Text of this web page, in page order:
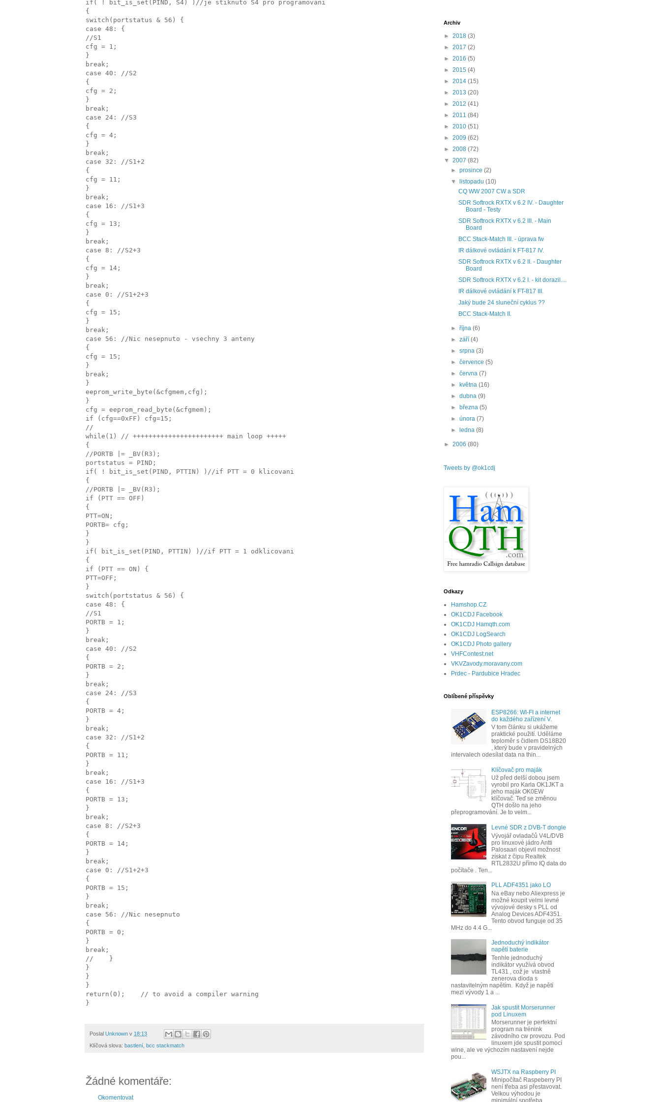
if( ! bit_is_set(PIND, S4) )//je stiknuto S4 pro programovani
{
switch(portstatus & 56) {
case 48: {
//S1
cfg = 1;
}
break;
case 40: //S2
{
cfg = 2;
}
break;
case 24: //S3
{
cfg = 4;
}
break;
case 32: //S1+2
{
cfg = 11;
}
break;
case 16: //S1+3
{
cfg = 13;
}
break;
case 8: //S2+3
{
cfg = 14;
}
break;
case 0: //S1+2+3
{
cfg = 15;
}
break;
case 56: //Nic nesepnuto - vsechny 3 anteny
{
cfg = 15;
}
break;
}
eeprom_write_byte(&cfgmem,cfg);
}
cfg = eeprom_read_byte(&cfgmem);
if (cfg==0xFF) cfg=15;
//
while(1) // +++++++++++++++++++++++ main loop +++++
{
//PORTB |= _BV(R3);
portstatus = PIND;
if( ! bit_is_set(PIND, PTTIN) )//if PTT = 0 klicovani
{
//PORTB |= _BV(R3);
if (PTT == OFF)
{
PTT=ON;
PORTB= cfg;
}
}
if( bit_is_set(PIND, PTTIN) )//if PTT = 1 odklicovani
{
if (PTT == ON) {
PTT=OFF;
}
switch(portstatus & 56) {
case 48: {
//S1
PORTB = 1;
}
break;
case 40: //S2
{
PORTB = 2;
}
break;
case 24: //S3
{
PORTB = 4;
}
break;
case 32: //S1+2
{
PORTB = 11;
}
break;
case 16: //S1+3
{
PORTB = 13;
}
break;
case 8: //S2+3
{
PORTB = 14;
}
break;
case 0: //S1+2+3
{
PORTB = 15;
}
break;
case 56: //Nic nesepnuto
{
PORTB = 0;
}
break;
//    }
}
}
}
return(0);    // to avoid a compiler warning
}
Poslal Unknown v 18:13
Klíčová slova: bastlení bcc stackmatch
Žádné komentáře:
Okomentovat
Archiv
► 2018 (3)
► 2017 (2)
► 2016 (5)
► 2015 (4)
► 2014 (15)
► 2013 (20)
► 2012 (41)
► 2011 (84)
► 2010 (51)
► 2009 (62)
► 2008 (72)
▼ 2007 (82)
►prosince(2)
▼
listopadu(10)
CQ WW 2007 CW a SDR
SDR Softrock RXTX v 6.2 IV. - Daughter
Board - Testy
SDR Softrock RXTX v 6.2 III. - Main
Board
BCC Stack-Match III. - úprava fw
IR dálkové ovládání k FT-817 IV.
SDR Softrock RXTX v 6.2 II. - Daughter
Board
SDR Softrock RXTX v 6.2 I. - kit dorazil....
IR dálkové ovládání k FT-817 III.
Jaký bude 24 sluneční cyklus ??
BCC Stack-Match II.
►října(6)
►září(4)
►srpna(3)
►července(5)
►června(7)
►
května(16)
►dubna(9)
► března(5)
►února(7)
►
ledna(8)
► 2006 (80)
Tweets by @ok1cdj
Odkazy
Hamshop.CZ
OK1CDJ Facebook
OK1CDJ Hamqth.com
OK1CDJ LogSearch
OK1CDJ Photo gallery
VHFContest.net
VKVZavody.moravany.com
Prdec - Pardubice Hradec
Oblíbené příspěvky
ESP8266: WI-FI a internet
do každého zařízení V.
V tom článku si ukážeme
praktické použití. Uděláme
teploměr s čidlem DS18B20
, který bude v pravidelných
intervalech odesílat data na thin...
Klíčovač pro maják
Už před delší dobou jsem
vyrobil pro Karla OK1JKT a
jeho maják OK0EW
klíčovač. Teď se změnou
QTH došlo na jeho
přeprogramování. Je to velm...
Levné SDR z DVB-T dongle
Vývojář ovladačů V4L/DVB
pro linuxové jádro Antti
Palosaari objevil možnost
získat z čipu Realtek
RTL2832U přímo IQ data do
počítače . Ten...
PLL ADF4351 jako LO
Na eBay nebo Aliexpress je
možné koupit velmi levné
vývojové desky s PLL od
Analog Devices ADF4351.
Tento obvod funguje od 35
MHz do 4.4 G...
Jednoduchý indikátor
napětí baterie
Tenhle jednoduchý
indikátor využívá obvod
TL431 , což je vlastně
zenerova dioda s
nastavitelným napětím. Když je napětí
mezi vývody 1 a ...
Jak spustit Morserunner
pod Linuxem
Morserunner je perfektní
program na trénink
závodního cw provozu. Pod
linuxem jde spustit pomocí
wine, ale ve výchozím nastavení nejde
pou...
WSJTX na Raspberry PI
Minipočítač Raspeberry PI
není třeba asi přestavovat.
Velkou výhodou je
minimální spotřeba